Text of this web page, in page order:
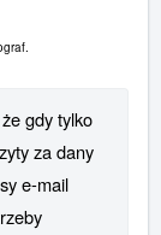
gdy tylko
za dany
e-mail